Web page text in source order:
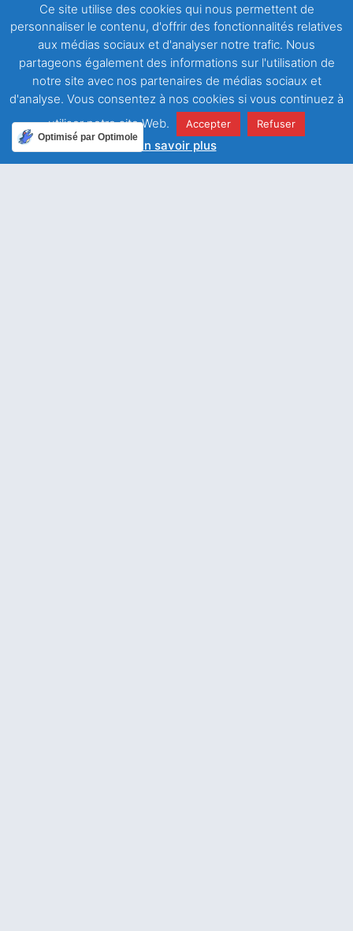
A l’exemple de Jésus je me mets au service de
quelqu’un avec tout mon cœur, même si cela est difficile
pour moi.
Facebook Twitter
Ce site utilise des cookies qui nous permettent de
personnaliser le contenu, d'offrir des fonctionnalités relatives
aux médias sociaux et d'analyser notre trafic. Nous
partageons également des informations sur l'utilisation de
notre site avec nos partenaires de médias sociaux et
d'analyse. Vous consentez à nos cookies si vous continuez à
utiliser notre site Web.
Accepter Refuser
En savoir plus
Optimisé par Optimole